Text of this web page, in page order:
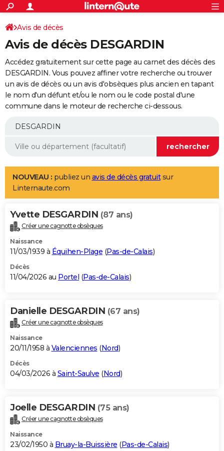
ACTUALITÉS
Politique
Société
Faits Divers
Education
Monde
Villes
+
SPORT
Coupe du monde 2026
Football
Tennis
Cyclisme
Rugby
Forum
Programme TV
TNT
Streaming
Cinéma
Sorties cinéma
Musique
+
FINANCE
Impôts
Immobilier
Risques naturels par ville
Banque
Assurance
Crédit
AUTO
Essais
Réserver un essai
Citadines
Berlines
SUV
Forum auto
+
Mobiles
Meilleur smartphone
Internet
Ordinateurs
Jeux vidéo
Guide high-tech
Aménagement intérieur
LIFESTYLE
Art de vivre
Bien-être
Loisirs
Mode
Modes de vie
Alimentation
Guide de la santé
Maladies
Médicaments
Sommeil
VOYAGE
Destinations
City break
Voyage nature
Voyage de noces
Forum
Climat
+PHOTO
GUIDES D'ACHAT
BONS PLANS
Carte de Noël
Carte Bonne année
Carte Saint-Valentin
Carte Pâques
Carte d'anniversaire
DICTIONNAIRE
Dictionnaire
Biographies
Citations
Expressions
Proverbes
PROGRAMME TV
S'inscrire
Se connecter
Lycées
Collèges
Primaires
Universités
Entreprises
Service militaire
Avis de recherche
AVIS DE DÉCÈS
Bricolage
Lifestyle
Culture
Sport
Auto
Television
Voyage
Cinema
Avis de décès
Avis de décès DESGARDIN
Accédez gratuitement sur cette page au carnet des décès des
DESGARDIN. Vous pouvez affiner votre recherche ou trouver
un avis de décès ou un avis d'obsèques plus ancien en tapant
le nom d'un défunt et/ou le nom ou le code postal d'une
commune dans le moteur de recherche ci-dessous.
NOUVEAU : publiez un avis de décès gratuitsur
Linternaute.com
Yvette DESGARDIN (87 ans)
Créer une cagnotte obsèques
Naissance
11/03/1939 à Équihen-Plage (Pas-de-Calais)
Décès
11/04/2026 au Portel (Pas-de-Calais)
Danielle DESGARDIN (67 ans)
Créer une cagnotte obsèques
Naissance
20/11/1958 à Valenciennes (Nord)
Décès
04/03/2026 à Saint-Saulve (Nord)
Joelle DESGARDIN (75 ans)
Créer une cagnotte obsèques
Naissance
23/02/1950 à Bruay-la-Buissière (Pas-de-Calais)